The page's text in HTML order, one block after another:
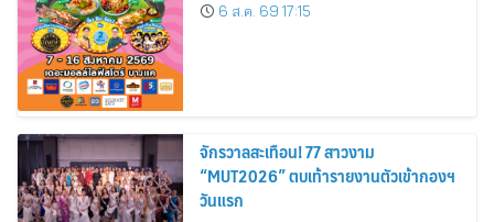
6 ส.ค. 69 17:15
จักรวาลสะเทือน! 77 สาวงาม
“MUT2026” ตบเท้ารายงานตัวเข้ากองฯ
วันแรก